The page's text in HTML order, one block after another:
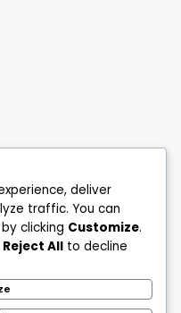
deliver
traffic. You can
clicking Customize.
Reject All to decline